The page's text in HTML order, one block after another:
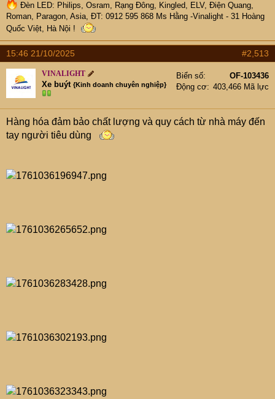
Đèn LED: Philips, Osram, Rạng Đông, Kingled, ELV, Điện Quang,
Roman, Paragon, Asia, ĐT: 0912 595 868 Ms Hằng -Vinalight - 31 Hoàng
Quốc Việt, Hà Nội !
15:46 21/10/2025 #2,513
VINALIGHT
Xe buýt {Kinh doanh chuyên nghiệp}
Biển số
OF-103436
Động cơ
403,466 Mã lực
Hàng hóa đảm bảo chất lượng và quy cách từ nhà máy đến
tay người tiêu dùng